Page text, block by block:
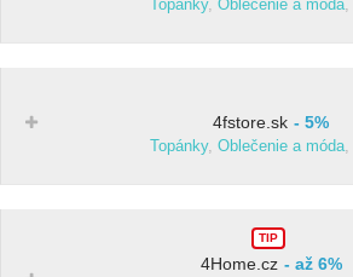
Topánky, Oblečenie a móda,
4fstore.sk 5%
Topánky, Oblečenie a móda,
TIP
4Home.cz až 6%